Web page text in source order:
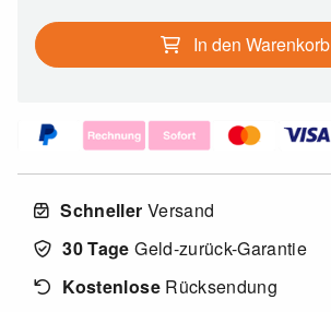
In den Warenkorb
Schneller Versand
30 Tage Geld-zurück-Garantie
KostenloseRücksendung